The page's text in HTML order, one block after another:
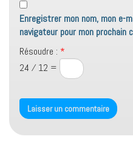
Enregistrer mon nom, mon e-
navigateur pour mon prochain
Résoudre : *
24 ⁄ 12 =